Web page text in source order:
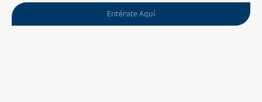
Entérate Aquí